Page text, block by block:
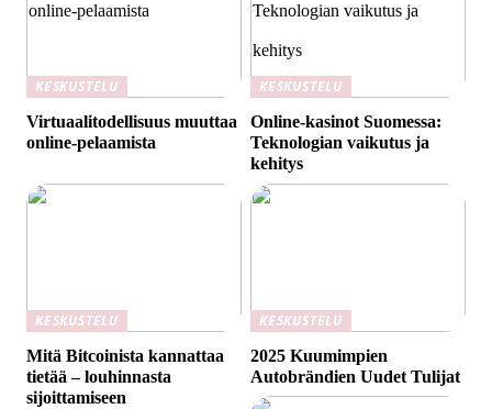
KESKUSTELU
Virtuaalitodellisuus muuttaa
online-pelaamista
KESKUSTELU
Online-kasinot Suomessa:
Teknologian vaikutus ja
kehitys
KESKUSTELU
Mitä Bitcoinista kannattaa
tietää – louhinnasta
sijoittamiseen
KESKUSTELU
2025 Kuumimpien
Autobrändien Uudet Tulijat